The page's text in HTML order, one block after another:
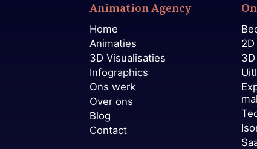
Animation Agency
Home
Animaties
3D Visualisaties
Infographics
Ons werk
Over ons
Blog
Contact